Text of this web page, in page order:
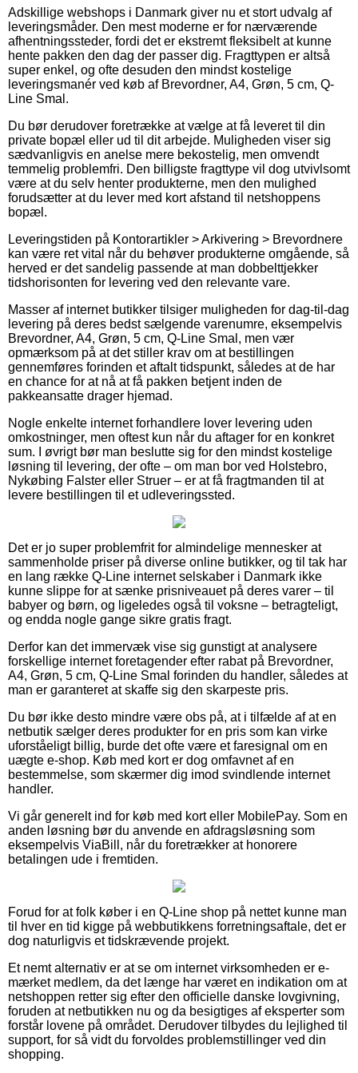
Adskillige webshops i Danmark giver nu et stort udvalg af
leveringsmåder. Den mest moderne er for nærværende
afhentningssteder, fordi det er ekstremt fleksibelt at kunne
hente pakken den dag der passer dig. Fragttypen er altså
super enkel, og ofte desuden den mindst kostelige
leveringsmanér ved køb af Brevordner, A4, Grøn, 5 cm, Q-
Line Smal.
Du bør derudover foretrække at vælge at få leveret til din
private bopæl eller ud til dit arbejde. Muligheden viser sig
sædvanligvis en anelse mere bekostelig, men omvendt
temmelig problemfri. Den billigste fragttype vil dog utvivlsomt
være at du selv henter produkterne, men den mulighed
forudsætter at du lever med kort afstand til netshoppens
bopæl.
Leveringstiden på Kontorartikler > Arkivering > Brevordnere
kan være ret vital når du behøver produkterne omgående, så
herved er det sandelig passende at man dobbelttjekker
tidshorisonten for levering ved den relevante vare.
Masser af internet butikker tilsiger muligheden for dag-til-dag
levering på deres bedst sælgende varenumre, eksempelvis
Brevordner, A4, Grøn, 5 cm, Q-Line Smal, men vær
opmærksom på at det stiller krav om at bestillingen
gennemføres forinden et aftalt tidspunkt, således at de har
en chance for at nå at få pakken betjent inden de
pakkeansatte drager hjemad.
Nogle enkelte internet forhandlere lover levering uden
omkostninger, men oftest kun når du aftager for en konkret
sum. I øvrigt bør man beslutte sig for den mindst kostelige
løsning til levering, der ofte – om man bor ved Holstebro,
Nykøbing Falster eller Struer – er at få fragtmanden til at
levere bestillingen til et udleveringssted.
Det er jo super problemfrit for almindelige mennesker at
sammenholde priser på diverse online butikker, og til tak har
en lang række Q-Line internet selskaber i Danmark ikke
kunne slippe for at sænke prisniveauet på deres varer – til
babyer og børn, og ligeledes også til voksne – betragteligt,
og endda nogle gange sikre gratis fragt.
Derfor kan det immervæk vise sig gunstigt at analysere
forskellige internet foretagender efter rabat på Brevordner,
A4, Grøn, 5 cm, Q-Line Smal forinden du handler, således at
man er garanteret at skaffe sig den skarpeste pris.
Du bør ikke desto mindre være obs på, at i tilfælde af at en
netbutik sælger deres produkter for en pris som kan virke
uforståeligt billig, burde det ofte være et faresignal om en
uægte e-shop. Køb med kort er dog omfavnet af en
bestemmelse, som skærmer dig imod svindlende internet
handler.
Vi går generelt ind for køb med kort eller MobilePay. Som en
anden løsning bør du anvende en afdragsløsning som
eksempelvis ViaBill, når du foretrækker at honorere
betalingen ude i fremtiden.
Forud for at folk køber i en Q-Line shop på nettet kunne man
til hver en tid kigge på webbutikkens forretningsaftale, det er
dog naturligvis et tidskrævende projekt.
Et nemt alternativ er at se om internet virksomheden er e-
mærket medlem, da det længe har været en indikation om at
netshoppen retter sig efter den officielle danske lovgivning,
foruden at netbutikken nu og da besigtiges af eksperter som
forstår lovene på området. Derudover tilbydes du lejlighed til
support, for så vidt du forvoldes problemstillinger ved din
shopping.